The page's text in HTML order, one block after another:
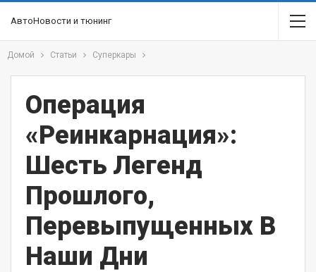
АвтоНовости и тюнинг
Домой Статьи Суперкары
Операция
«реинкарнация»:
Шесть Легенд
Прошлого,
Перевыпущенных В
Наши Дни